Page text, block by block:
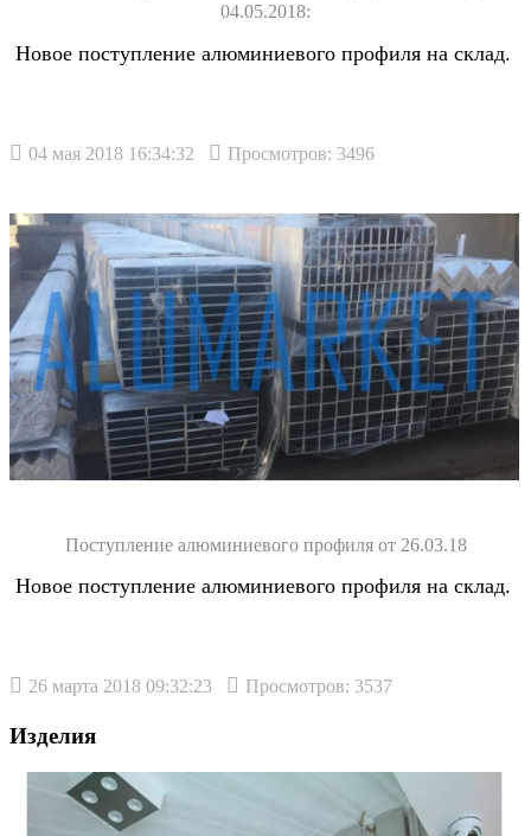
04.05.2018:
Новое поступление алюминиевого профиля на склад.
04 мая 2018 16:34:32 Просмотров: 3496
Поступление алюминиевого профиля от 26.03.18
Новое поступление алюминиевого профиля на склад.
26 марта 2018 09:32:23 Просмотров: 3537
Изделия